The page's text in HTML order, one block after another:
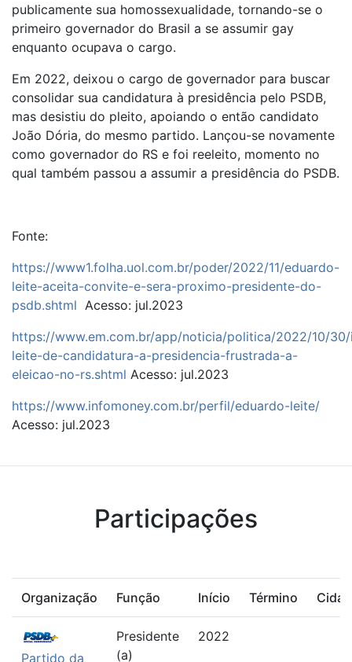
publicamente sua homossexualidade, tornando-se o
primeiro governador do Brasil a se assumir gay
enquanto ocupava o cargo.
Em 2022, deixou o cargo de governador para buscar
consolidar sua candidatura à presidência pelo PSDB,
mas desistiu do pleito, apoiando o então candidato
João Dória, do mesmo partido. Lançou-se novamente
como governador do RS e foi reeleito, momento no
qual também passou a assumir a presidência do PSDB.
Fonte:
https://www1.folha.uol.com.br/poder/2022/11/eduardo-
leite-aceita-convite-e-sera-proximo-presidente-do-
psdb.shtml Acesso: jul.2023
https://www.em.com.br/app/noticia/politica/2022/10/
leite-de-candidatura-a-presidencia-frustrada-a-
eleicao-no-rs.shtml Acesso: jul.2023
https://www.infomoney.com.br/perfil/eduardo-leite/
Acesso: jul.2023
Participações
Organização Função Início Término
Partido da
Presidente
(a)
2022